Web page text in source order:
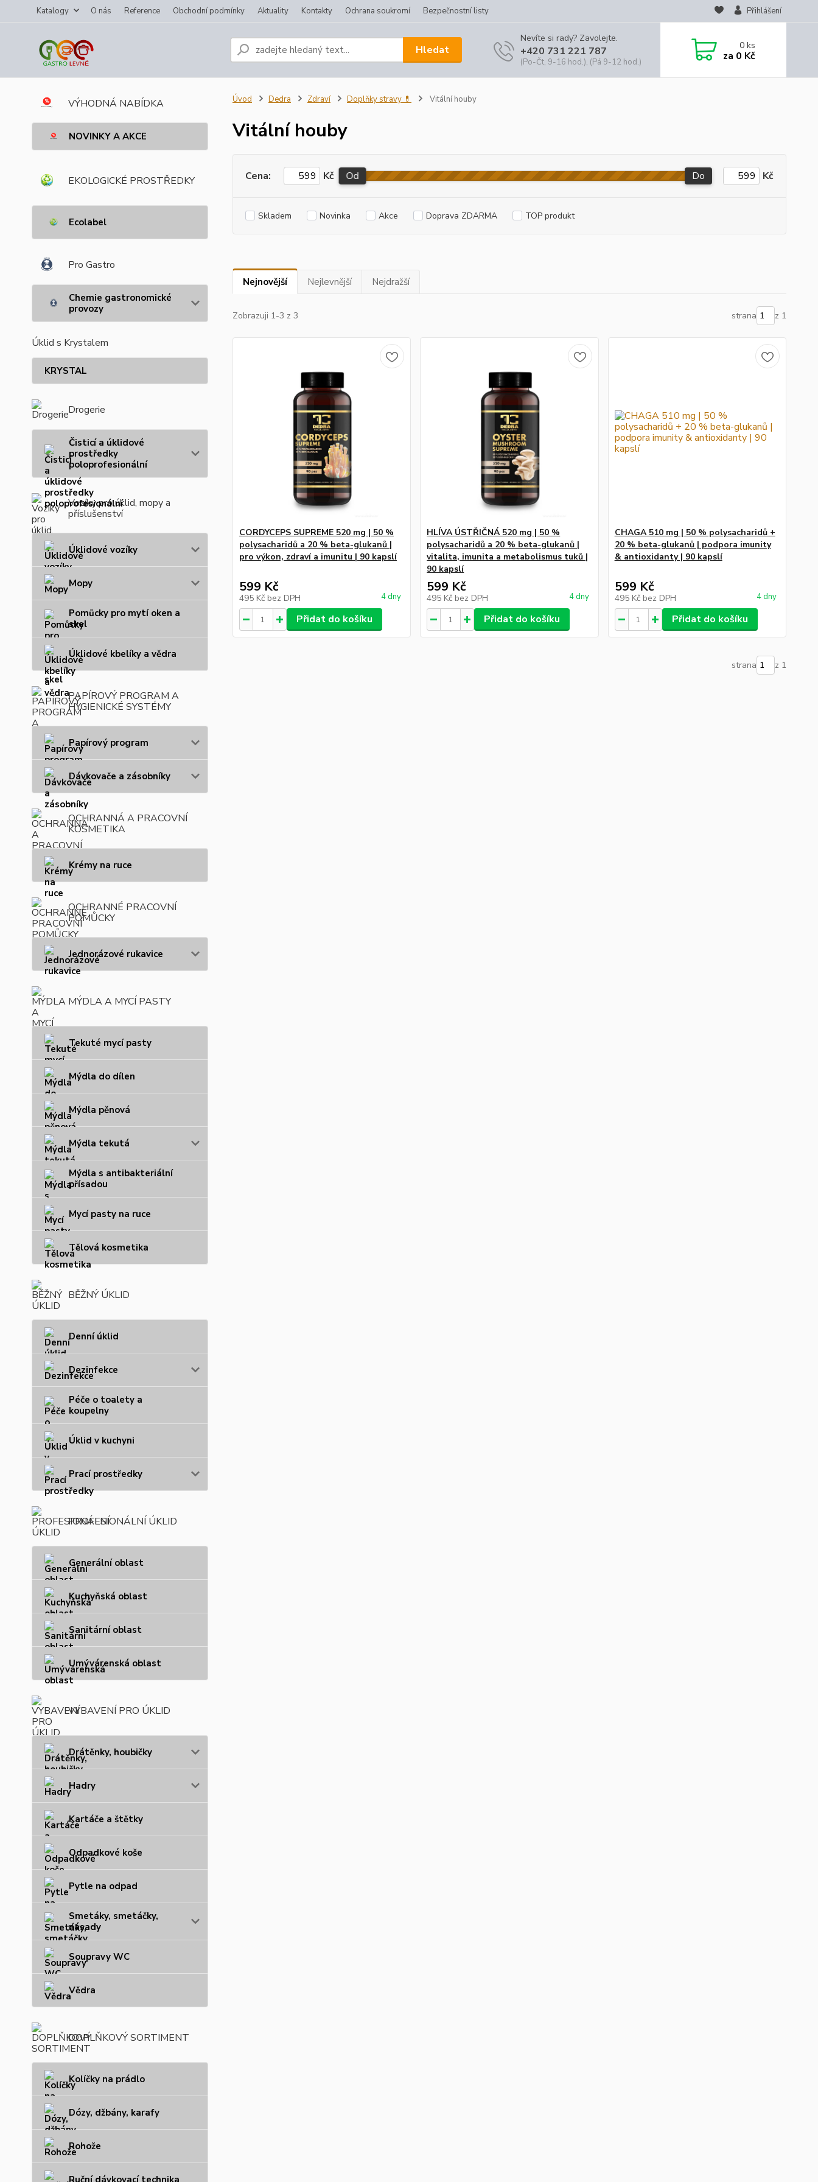
Katalogy O nás Reference Obchodní podmínky Aktuality Kontakty Ochrana soukromí Bezpečnostní listy Přihlášení
Hledat
Nevíte si rady? Zavolejte.
+420 731 221 787
(Po-Čt, 9-16 hod.), (Pá 9-12 hod.)
0ks
za 0 Kč
VÝHODNÁ NABÍDKA
NOVINKY A AKCE
EKOLOGICKÉ PROSTŘEDKY
Ecolabel
Pro Gastro
Chemie gastronomické
provozy
Úklid s Krystalem
KRYSTAL
Drogerie
Čisticí a úklidové
prostředky
poloprofesionální
Vozíky pro úklid, mopy a
příslušenství
Úklidové vozíky
Mopy
Pomůcky pro mytí oken a
skel
Úklidové kbelíky a vědra
PAPÍROVÝ PROGRAM A
HYGIENICKÉ SYSTÉMY
Papírový program
Dávkovače a zásobníky
OCHRANNÁ A PRACOVNÍ
KOSMETIKA
Krémy na ruce
OCHRANNÉ PRACOVNÍ
POMŮCKY
Jednorázové rukavice
MÝDLA A MYCÍ PASTY
Tekuté mycí pasty
Mýdla do dílen
Mýdla pěnová
Mýdla tekutá
Mýdla s antibakteriální
přísadou
Mycí pasty na ruce
Tělová kosmetika
BĚŽNÝ ÚKLID
Denní úklid
Dezinfekce
Péče o toalety a
koupelny
Úklid v kuchyni
Prací prostředky
PROFESIONÁLNÍ ÚKLID
Generální oblast
Kuchyňská oblast
Sanitární oblast
Umývárenská oblast
VYBAVENÍ PRO ÚKLID
Drátěnky, houbičky
Hadry
Kartáče a štětky
Odpadkové koše
Pytle na odpad
Smetáky, smetáčky,
násady
Soupravy WC
Vědra
DOPLŇKOVÝ SORTIMENT
Kolíčky na prádlo
Dózy, džbány, karafy
Rohože
Ruční dávkovací technika
Úvod Dedra Zdraví Doplňky stravy 💊 Vitální houby
Vitální houby
Cena: Kč Od Do Kč
Skladem Novinka Akce Doprava ZDARMA TOP produkt
Nejnovější Nejlevnější Nejdražší
Zobrazuji 1-3 z 3 strana z 1
CORDYCEPS SUPREME 520 mg | 50 %
polysacharidů a 20 % beta-glukanů |
pro výkon, zdraví a imunitu | 90 kapslí
599 Kč
495 Kč bez DPH 4 dny
Přidat do košíku
HLÍVA ÚSTŘIČNÁ 520 mg | 50 %
polysacharidů a 20 % beta-glukanů |
vitalita, imunita a metabolismus tuků |
90 kapslí
599 Kč
495 Kč bez DPH 4 dny
Přidat do košíku
CHAGA 510 mg | 50 % polysacharidů +
20 % beta-glukanů | podpora imunity
& antioxidanty | 90 kapslí
599 Kč
495 Kč bez DPH 4 dny
Přidat do košíku
strana z 1